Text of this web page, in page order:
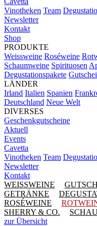
Vinotheken Team
Newsletter
Kontakt
Shop
PRODUKTE
Weissweine Roséweine
Schaumweine Spirituosen
Degustationspakete
LÄNDER
Irland Italien Spanien
Deutschland Neue Welt
DIVERSES
Geschenkgutscheine
Aktuell
Events
Cavetta
Vinotheken Team
Newsletter
Kontakt
WEISSWEINE
GETRÄNKE
ROSÉWEINE
SHERRY & CO.
zur Übersicht